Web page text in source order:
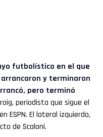
futbolístico en el que
y terminaron
pero terminó
periodista que sigue el
ESPN. El lateral izquierdo,
de Scaloni.